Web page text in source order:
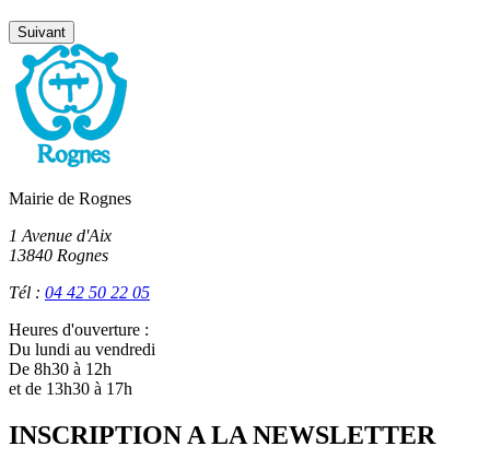
Suivant
Mairie de Rognes
1 Avenue d'Aix
13840 Rognes
Tél : 04 42 50 22 05
Heures d'ouverture :
Du lundi au vendredi
De 8h30 à 12h
et de 13h30 à 17h
INSCRIPTION A LA NEWSLETTER